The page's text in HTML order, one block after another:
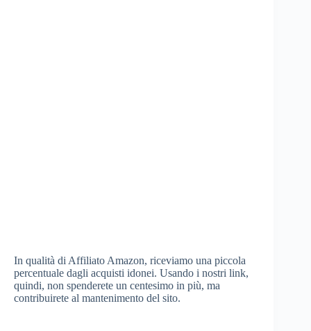
In qualità di Affiliato Amazon, riceviamo una piccola
percentuale dagli acquisti idonei. Usando i nostri link,
quindi, non spenderete un centesimo in più, ma
contribuirete al mantenimento del sito.